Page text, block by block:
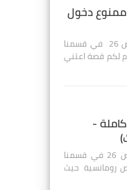
دخول
مرحباً بكم أصدقائي وأحبابي في موقعنا قصص 26 في قسمنا
لكم قصة اعتني
-
مرحباً بكم أصدقائي وأحبابي في موقعنا قصص 26 في قسمنا
رومانسية حيث